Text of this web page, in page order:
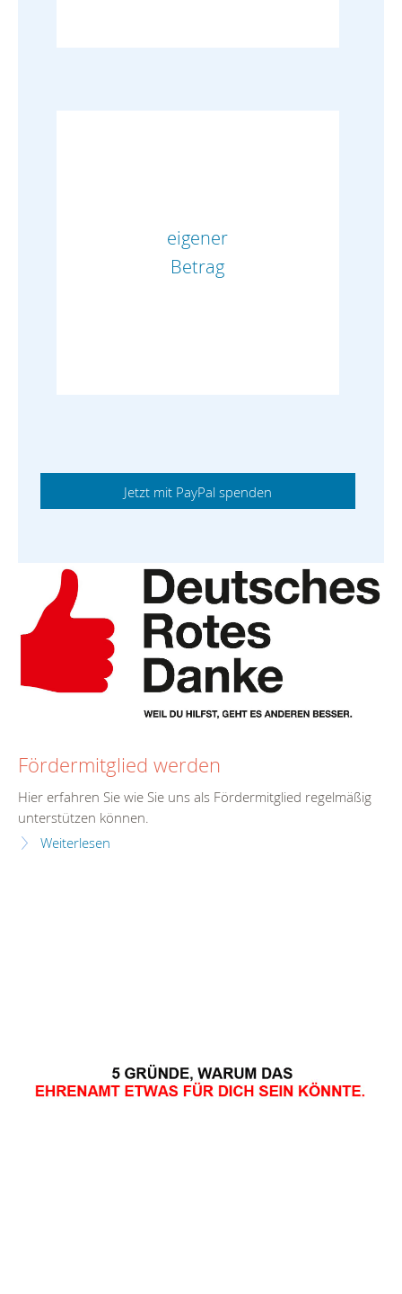
eigener
Betrag
Fördermitglied werden
Hier erfahren Sie wie Sie uns als Fördermitglied regelmäßig
unterstützen können.
Weiterlesen